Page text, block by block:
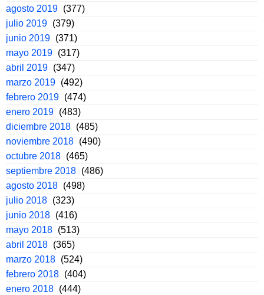
agosto 2019 (377)
julio 2019 (379)
junio 2019 (371)
mayo 2019 (317)
abril 2019 (347)
marzo 2019 (492)
febrero 2019 (474)
enero 2019 (483)
diciembre 2018 (485)
noviembre 2018 (490)
octubre 2018 (465)
septiembre 2018 (486)
agosto 2018 (498)
julio 2018 (323)
junio 2018 (416)
mayo 2018 (513)
abril 2018 (365)
marzo 2018 (524)
febrero 2018 (404)
enero 2018 (444)